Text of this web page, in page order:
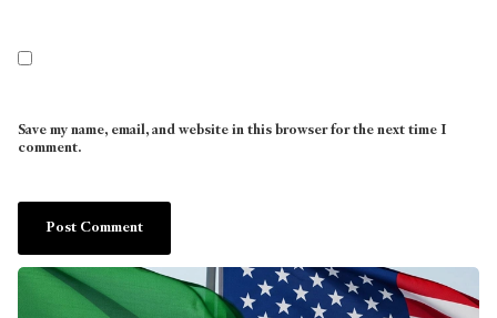
Save my name, email, and website in this browser for the next time I
comment.